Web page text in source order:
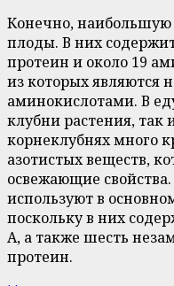
Конечно, наибольшую
плоды. В них
протеин и около 19
из которых являются
аминокислотами. В
клубни растения, так
корнеклубнях много
азотистых веществ,
освежающие
используют в
поскольку в них
А, а также шесть
протеин.